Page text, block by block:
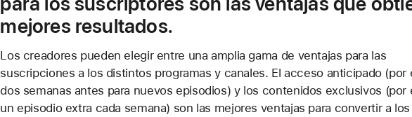
mejores resultados.
Los creadores pueden elegir entre una amplia gama de ventajas para las
suscripciones a los distintos programas y canales. El acceso anticipado (por
dos semanas antes para nuevos episodios) y los contenidos exclusivos (por
un episodio extra cada semana) son las mejores ventajas para convertir a